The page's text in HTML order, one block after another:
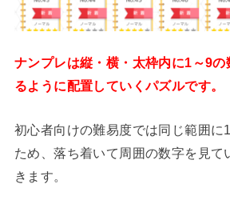
ナンプレは縦・横・太枠内に1～9
るように配置していくパズルです。
初心者向けの難易度では同じ範囲に
ため、落ち着いて周囲の数字を見て
きます。